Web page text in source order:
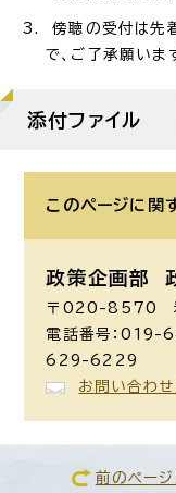
傍聴の受付は先
で、ご了承願いま
添付ファイル
このページに関
政策企画部
〒020-8570 岩
電話番号：019-
629-6229
お問い合わせ
前のペー